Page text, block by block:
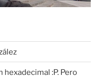
hexadecimal :P. Pero